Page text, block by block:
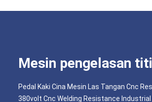
Mesin pengelasan
Pedal Kaki Cina Mesin Las Tangan Cnc
380volt Cnc Welding Resistance